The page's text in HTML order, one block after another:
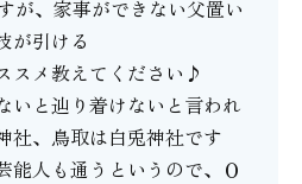
が、家事ができない父置い
が引ける
スメ教えてください♪
いと辿り着けないと言われ
社、鳥取は白兎神社です
能人も通うというので、Ｏ